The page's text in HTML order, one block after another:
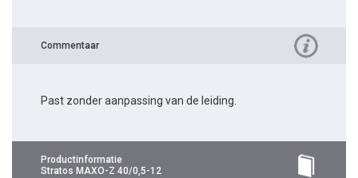
Commentaar
Past zonder aanpassing van de leiding.
Productinformatie
Stratos MAXO-Z 40/0,5-12